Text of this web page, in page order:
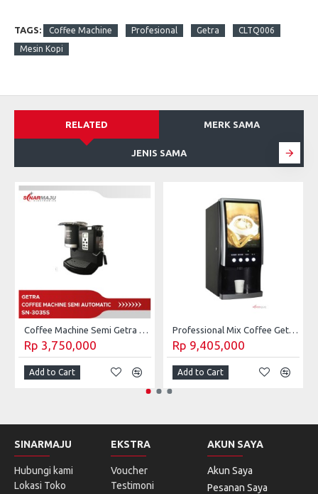
TAGS: Coffee Machine Profesional Getra
CLTQ006
Mesin Kopi
RELATED MERK SAMA
JENIS SAMA
Coffee Machine Semi Getra Automatic SN-3035S
Rp 3,750,000
Add to Cart
Professional Mix Coffee Getra Dispenser SC-7903E
Rp 9,405,000
Add to Cart
SINARMAJU
Hubungi kami
Lokasi Toko
EKSTRA
Voucher
Testimoni
AKUN SAYA
Akun Saya
Pesanan Saya